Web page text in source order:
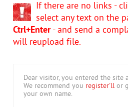
If there are no links -
select any text on the
Ctrl+Enter- and send a
will reupload file.
Dear visitor, you entered the site
We recommend you register'll or
your own name.